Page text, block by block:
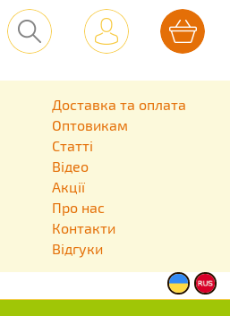
Доставка та оплата
Оптовикам
Статті
Відео
Акції
Про нас
Контакти
Відгуки